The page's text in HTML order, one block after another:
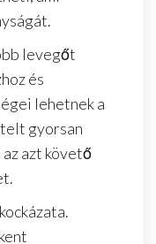
levegőt
és
lehetnek a
gyorsan
azt követő